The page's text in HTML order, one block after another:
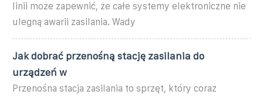
linii może zapewnić, że całe systemy elektroniczne nie
ulegną awarii zasilania. Wady
Jak dobrać przenośną stację zasilania do
urządzeń w
Przenośna stacja zasilania to sprzęt, który coraz